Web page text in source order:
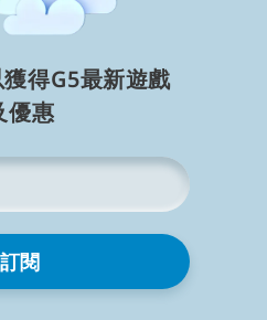
得G5最新遊戲
優⁠惠